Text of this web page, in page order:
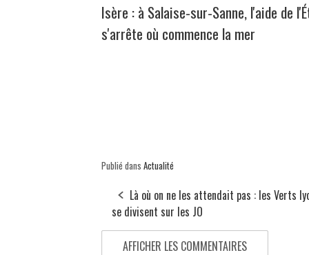
Isère : à Salaise-sur-Sanne, l'aide de
s'arrête où commence la mer
Publié dans Actualité
Là où on ne les attendait pas : les Verts
se divisent sur les JO
AFFICHER LES COMMENTAIRES